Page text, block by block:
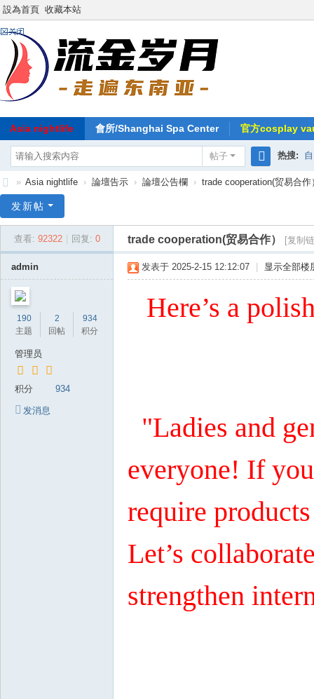
設為首頁 收藏本站
Asia nightlife 會所/Shanghai Spa Center 官方cosplay
帖子
搜
热搜:
南
» Asia nightlife › 論壇告示 › 論壇公告欄 › trade cooperation(贸易合作
发新帖
查看: 92322 回复: 0 trade cooperation(贸易合作） [复制
admin
190
主题
2
回帖
934
积分
管理员
积分 934
发消息
发表于 2025-2-15 12:12:07 显示全部楼
Here’s a
"Ladies and
everyone! If
require
Let’s
strengthen